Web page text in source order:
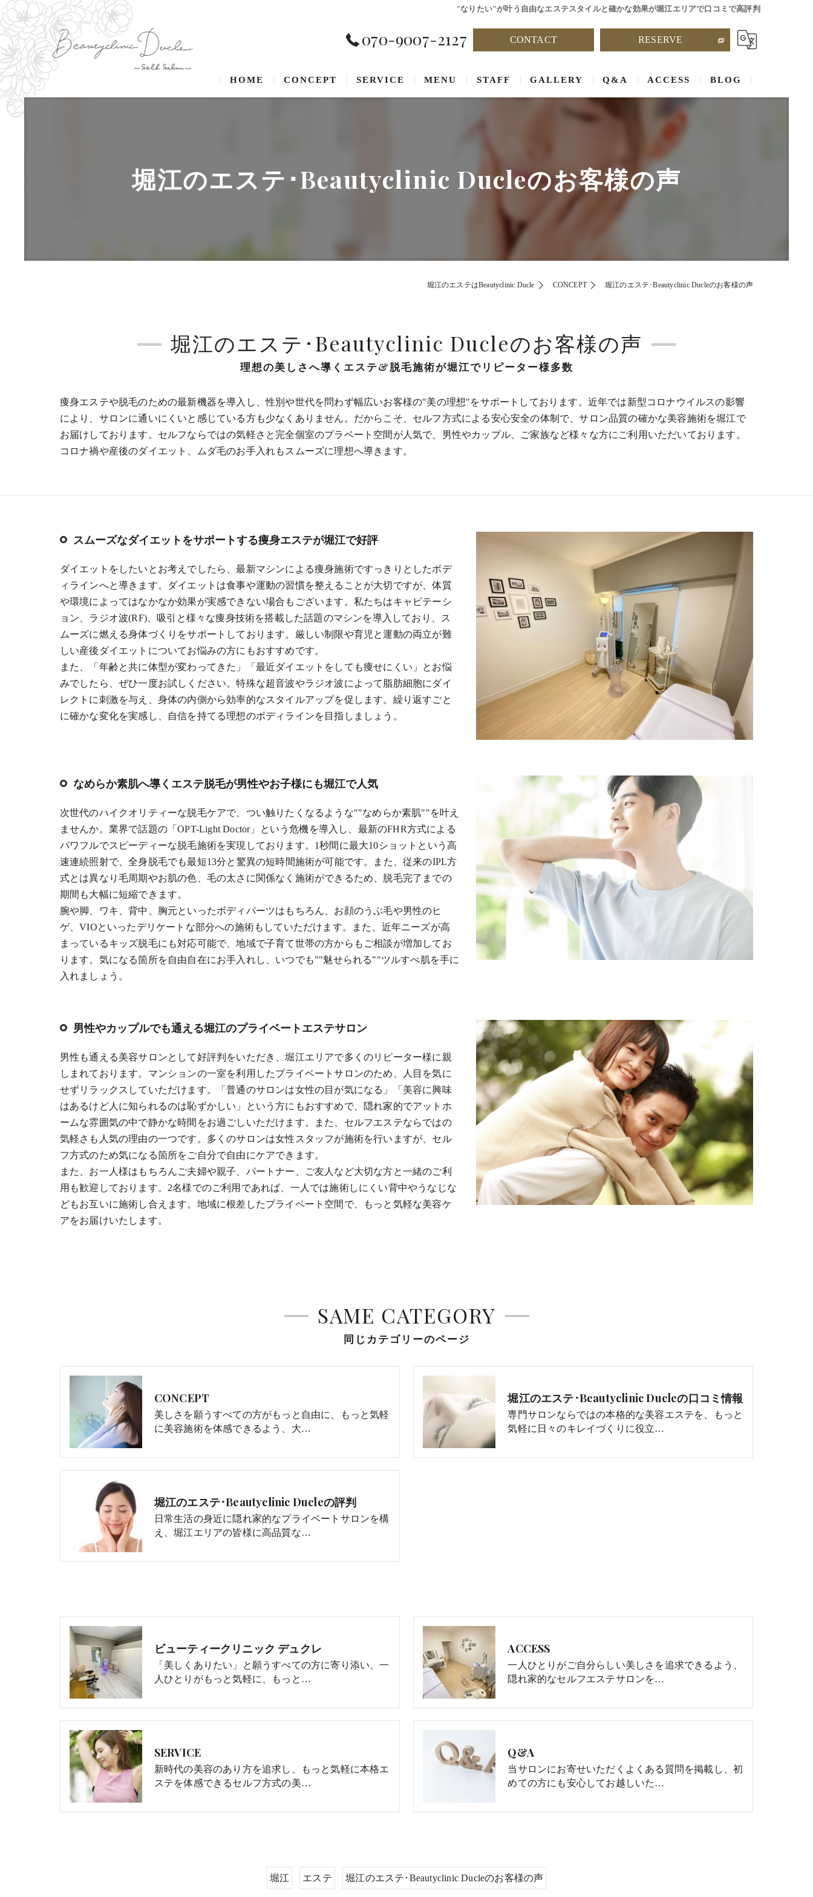
"なりたい"が叶う自由なエステスタイルと確かな効果が堀江エリアで口コミで高評判
070-9007-2127 CONTACT RESERVE
HOME CONCEPT SERVICE MENU STAFF GALLERY Q&A ACCESS BLOG
堀江のエステ･Beautyclinic Ducleのお客様の声
堀江のエステはBeautyclinic Ducle CONCEPT 堀江のエステ･Beautyclinic Ducleのお客様の声
理想の美しさへ導くエステ&脱毛施術が堀江でリピーター様多数
堀江のエステ･Beautyclinic Ducleのお客様の声
痩身エステや脱毛のための最新機器を導入し、性別や世代を問わず幅広いお客様の"美の理想"をサポートしております。近年では新型コロナウイルスの影響
により、サロンに通いにくいと感じている方も少なくありません。だからこそ、セルフ方式による安心安全の体制で、サロン品質の確かな美容施術を堀江で
お届けしております。セルフならではの気軽さと完全個室のプラベート空間が人気で、男性やカップル、ご家族など様々な方にご利用いただいております。
コロナ禍や産後のダイエット、ムダ毛のお手入れもスムーズに理想へ導きます。
スムーズなダイエットをサポートする痩身エステが堀江で好評
ダイエットをしたいとお考えでしたら、最新マシンによる痩身施術ですっきりとしたボデ
ィラインへと導きます。ダイエットは食事や運動の習慣を整えることが大切ですが、体質
や環境によってはなかなか効果が実感できない場合もございます。私たちはキャビテーシ
ョン、ラジオ波(RF)、吸引と様々な痩身技術を搭載した話題のマシンを導入しており、ス
ムーズに燃える身体づくりをサポートしております。厳しい制限や育児と運動の両立が難
しい産後ダイエットについてお悩みの方にもおすすめです。
また、「年齢と共に体型が変わってきた」「最近ダイエットをしても痩せにくい」とお悩
みでしたら、ぜひ一度お試しください。特殊な超音波やラジオ波によって脂肪細胞にダイ
レクトに刺激を与え、身体の内側から効率的なスタイルアップを促します。繰り返すごと
に確かな変化を実感し、自信を持てる理想のボディラインを目指しましょう。
なめらか素肌へ導くエステ脱毛が男性やお子様にも堀江で人気
次世代のハイクオリティーな脱毛ケアで、つい触りたくなるような""なめらか素肌""を叶え
ませんか。業界で話題の「OPT-Light Doctor」という危機を導入し、最新のFHR方式による
パワフルでスピーディーな脱毛施術を実現しております。1秒間に最大10ショットという高
速連続照射で、全身脱毛でも最短13分と驚異の短時間施術が可能です。また、従来のIPL方
式とは異なり毛周期やお肌の色、毛の太さに関係なく施術ができるため、脱毛完了までの
期間も大幅に短縮できます。
腕や脚、ワキ、背中、胸元といったボディパーツはもちろん、お顔のうぶ毛や男性のヒ
ゲ、VIOといったデリケートな部分への施術もしていただけます。また、近年ニーズが高
まっているキッズ脱毛にも対応可能で、地域で子育て世帯の方からもご相談が増加してお
ります。気になる箇所を自由自在にお手入れし、いつでも""魅せられる""ツルすべ肌を手に
入れましょう。
男性やカップルでも通える堀江のプライベートエステサロン
男性も通える美容サロンとして好評判をいただき、堀江エリアで多くのリピーター様に親
しまれております。マンションの一室を利用したプライベートサロンのため、人目を気に
せずリラックスしていただけます。「普通のサロンは女性の目が気になる」「美容に興味
はあるけど人に知られるのは恥ずかしい」という方にもおすすめで、隠れ家的でアットホ
ームな雰囲気の中で静かな時間をお過ごしいただけます。また、セルフエステならではの
気軽さも人気の理由の一つです。多くのサロンは女性スタッフが施術を行いますが、セル
フ方式のため気になる箇所をご自分で自由にケアできます。
また、お一人様はもちろんご夫婦や親子、パートナー、ご友人など大切な方と一緒のご利
用も歓迎しております。2名様でのご利用であれば、一人では施術しにくい背中やうなじな
どもお互いに施術し合えます。地域に根差したプライベート空間で、もっと気軽な美容ケ
アをお届けいたします。
同じカテゴリーのページ
SAME CATEGORY
CONCEPT
美しさを願うすべての方がもっと自由に、もっと気軽
に美容施術を体感できるよう、大…
堀江のエステ･Beautyclinic Ducleの口コミ情報
専門サロンならではの本格的な美容エステを、もっと
気軽に日々のキレイづくりに役立…
堀江のエステ･Beautyclinic Ducleの評判
日常生活の身近に隠れ家的なプライベートサロンを構
え、堀江エリアの皆様に高品質な…
ビューティークリニック デュクレ
「美しくありたい」と願うすべての方に寄り添い、一
人ひとりがもっと気軽に、もっと…
ACCESS
一人ひとりがご自分らしい美しさを追求できるよう、
隠れ家的なセルフエステサロンを…
SERVICE
新時代の美容のあり方を追求し、もっと気軽に本格エ
ステを体感できるセルフ方式の美…
Q&A
当サロンにお寄せいただくよくある質問を掲載し、初
めての方にも安心してお越しいた…
堀江 エステ 堀江のエステ･Beautyclinic Ducleのお客様の声